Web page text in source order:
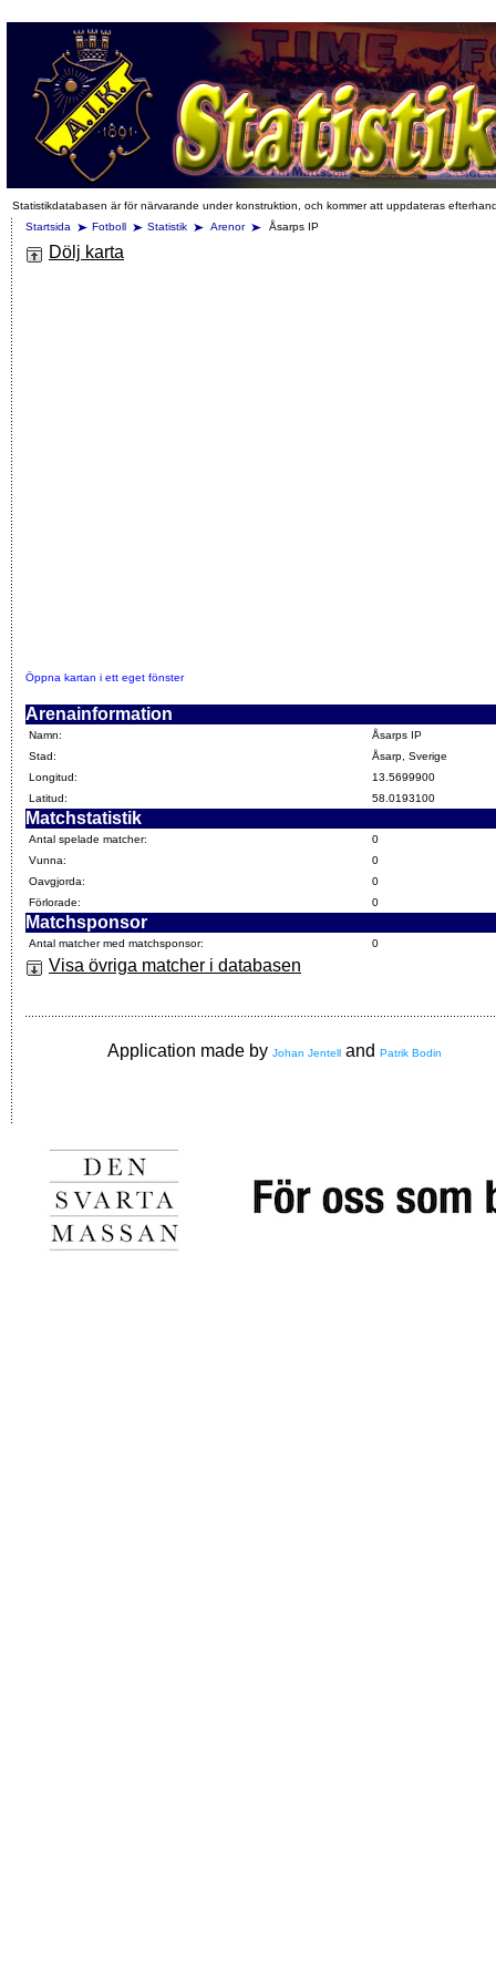
Statistikdatabasen är för närvarande under konstruktion, och kommer att uppdateras
Startsida
Fotboll Statistik Arenor Åsarps IP
Dölj karta
Öppna kartan i ett eget fönster
Arenainformation
Namn:
Åsarps IP
Stad:
Åsarp, Sverige
Longitud:
13.5699900
Latitud:
58.0193100
Matchstatistik
Antal spelade matcher:
0
Vunna:
0
Oavgjorda:
0
Förlorade:
0
Matchsponsor
Antal matcher med matchsponsor: 0
Visa övriga matcher i databasen
Application made by Johan Jentell and Patrik Bodin